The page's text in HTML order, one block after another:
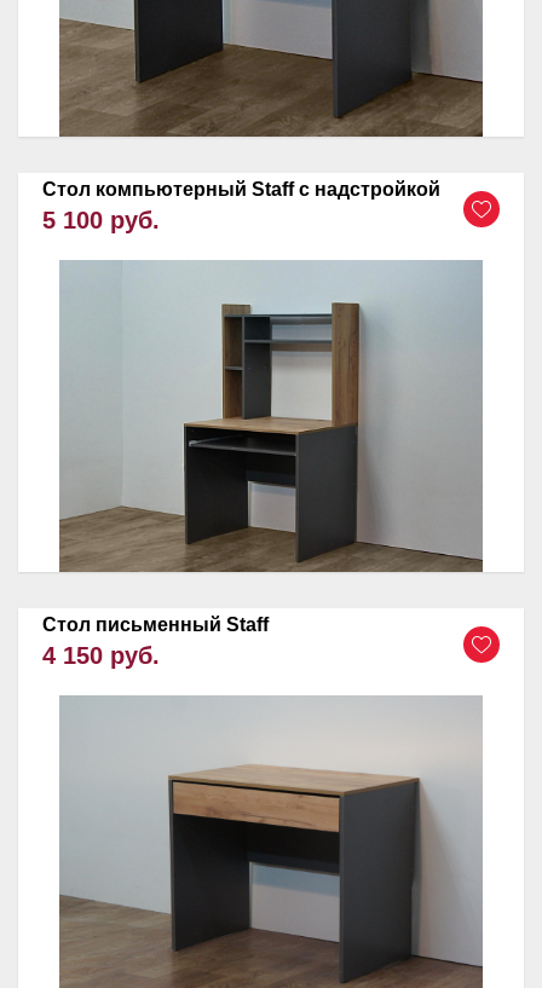
Стол компьютерный Staff c надстройкой
5 100 руб.
Стол письменный Staff
4 150 руб.